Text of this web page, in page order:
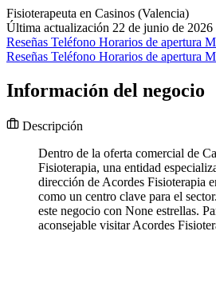
Fisioterapeuta en Casinos (Valencia)
Última actualización 22 de junio de 2026
Reseñas Teléfono Horarios de apertura
Reseñas Teléfono Horarios de apertura
Información del negocio
Descripción
Dentro de la oferta comercial de
Fisioterapia, una entidad
dirección de Acordes Fisioterapia
como un centro clave para el
este negocio con None estrellas.
aconsejable visitar Acordes